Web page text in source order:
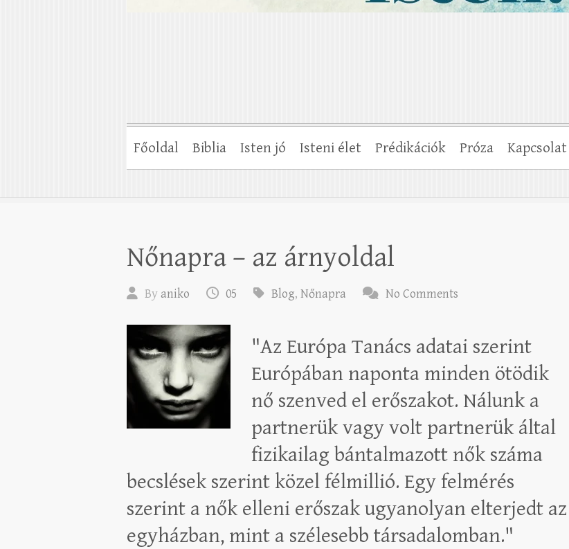
Főoldal Biblia Isten jó Isteni élet Prédikációk Próza Kapcsolat
Nőnapra – az árnyoldal
By aniko 05 Blog, Nőnapra No Comments
"Az Európa Tanács adatai szerint
Európában naponta minden ötödik
nő szenved el erőszakot. Nálunk a
partnerük vagy volt partnerük által
fizikailag bántalmazott nők száma
becslések szerint közel félmillió. Egy felmérés
szerint a nők elleni erőszak ugyanolyan elterjedt az
egyházban, mint a szélesebb társadalomban."